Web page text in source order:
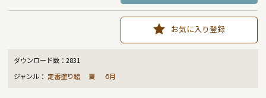
お気に入り登録
ダウンロード数：2831
ジャンル： 定番塗り絵 夏 6月